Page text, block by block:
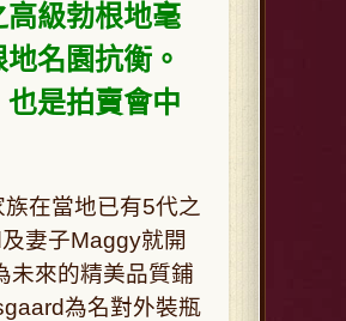
級勃根地毫
名園抗衡。
是拍賣會中
在當地已有5代之
妻子Maggy就開
未來的精美品質鋪
為名對外裝瓶